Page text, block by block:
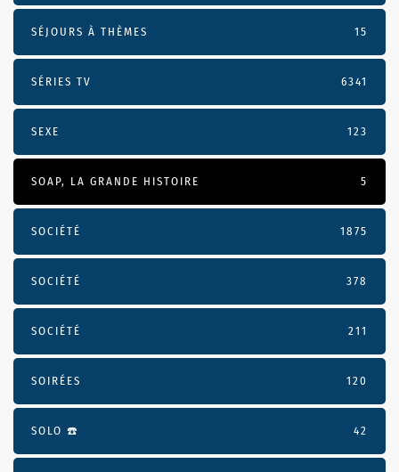
SÉJOURS À THÈMES 15
SÉRIES TV 6341
SEXE 123
SOAP, LA GRANDE HISTOIRE 5
SOCIÉTÉ 1875
SOCIÉTÉ 378
SOCIÉTÉ 211
SOIRÉES 120
SOLO ☎️ 42